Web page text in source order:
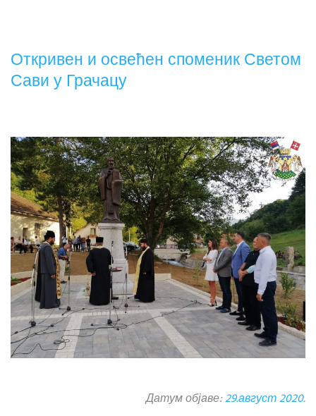
Откривен и освећен споменик Светом
Сави у Грачацу
Датум објаве:29.август 2020.